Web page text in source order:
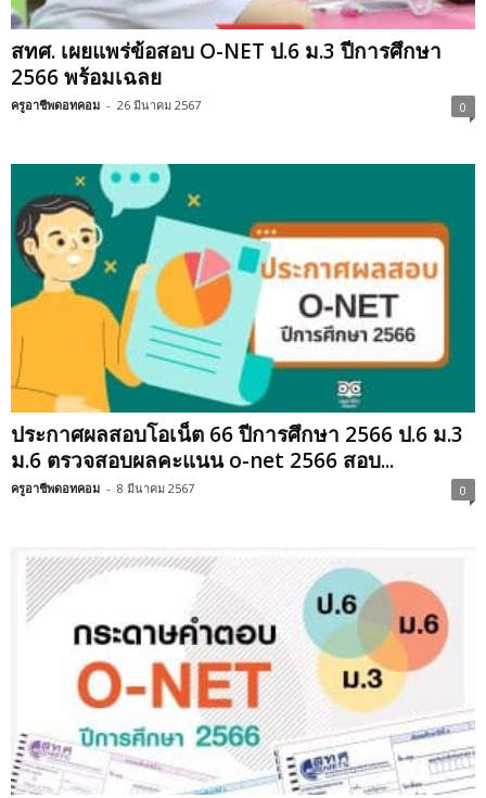
สทศ. เผยแพร่ข้อสอบ O-NET ป.6 ม.3 ปีการศึกษา
2566 พร้อมเฉลย
ครูอาชีพดอทคอม - 26 มีนาคม 2567 0
ประกาศผลสอบโอเน็ต 66 ปีการศึกษา 2566 ป.6 ม.3
ม.6 ตรวจสอบผลคะแนน o-net 2566 สอบ...
ครูอาชีพดอทคอม - 8 มีนาคม 2567 0